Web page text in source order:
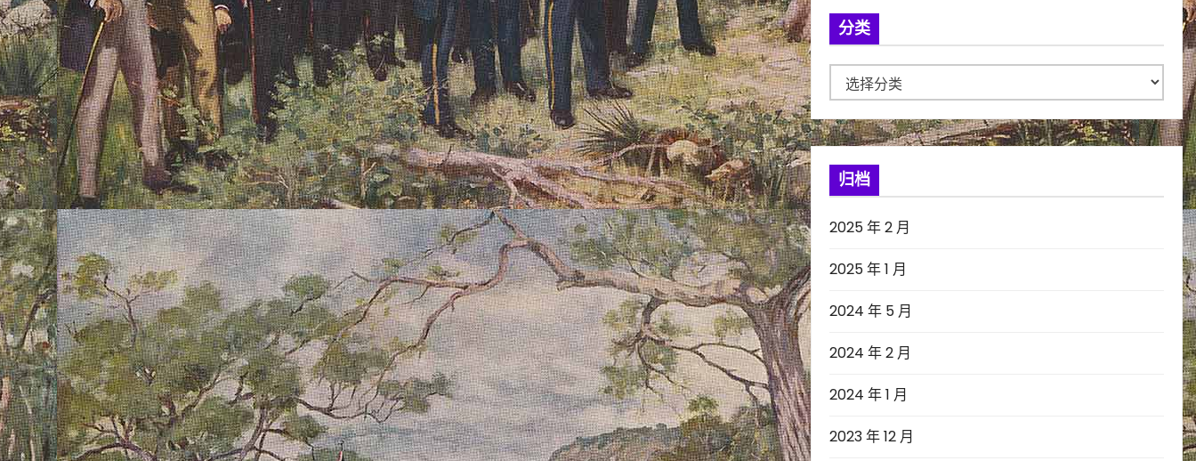
分类
类
归档
2025 年 2 月
2025 年 1 月
2024 年 5 月
2024 年 2 月
2024 年 1 月
2023 年 12 月